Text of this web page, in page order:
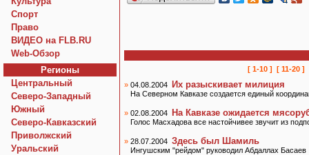
Спорт
Право
ВИДЕО на FLB.RU
Web-Обзор
Регионы
Центральный
Северо-Западный
Южный
Северо-Кавказский
Приволжский
Уральский
[ 1-10 ] [ 11-20 ]
» 04.08.2004 Их разыскивает милиция
На Северном Кавказе создается единый
» 02.08.2004 На Кавказе ожидается
Голос Масхадова все настойчивее звучит из
» 28.07.2004 Здесь был Шамиль
Ингушским "рейдом" руководил Абдаллах Басаев